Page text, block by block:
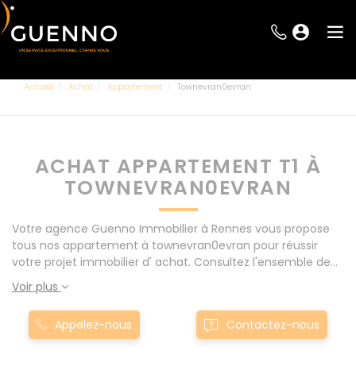
Accueil Achat Appartement Townevran0evran
ACHAT APPARTEMENT T1 À
TOWNEVRAN0EVRAN
Votre agence Guenno Immobilier à Rennes vous propose
tous nos appartement à townevran0evran pour réussir
votre projet immobilier d' achat. Consultez l'ensemble de
nos offres à Rennes mais également aux alentours : Le
Rheu, Pacé, Montgermont... Nos appartement T1 à
townevran0evran sont proposés au meilleur prix du
marché pour permettre au plus grand nombre de réussir
Voir plus
Appelez-nous Contactez-nous